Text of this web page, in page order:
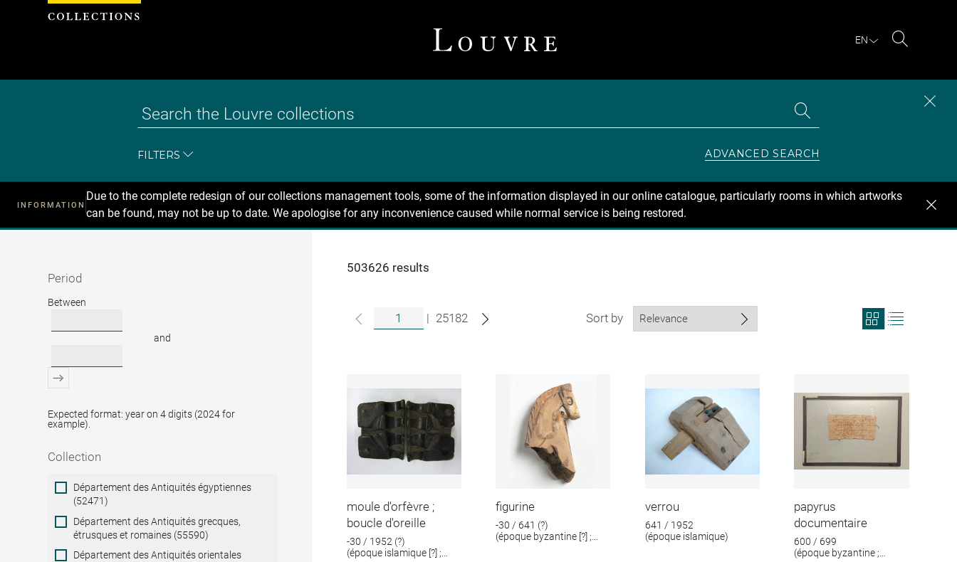
EN
FILTERS ADVANCED SEARCH
INFORMATION
Due to the complete redesign of our collections management tools, some of the information displayed in our online catalogue, particularly rooms in which artworks
can be found, may not be up to date. We apologise for any inconvenience caused while normal service is being restored.
Recherche
Period
Period
Between
and
Expected format: year on 4 digits (2024 for
example).
Collection
Collection
Département des Antiquités égyptiennes
(52471)
Département des Antiquités grecques,
étrusques et romaines (55590)
Département des Antiquités orientales
503626 results
| 25182 Sort by
View
search
moule d'orfèvre ;
boucle d'oreille
-30 / 1952 (?)
(époque islamique [?] ;
figurine
-30 / 641 (?)
(époque byzantine [?] ;
verrou
641 / 1952
(époque islamique)
papyrus
documentaire
600 / 699
(époque byzantine ;
Cookies management panel